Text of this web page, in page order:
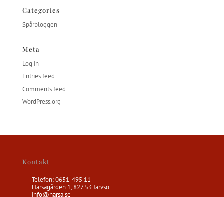
Categories
Spårbloggen
Meta
Log in
Entries feed
Comments feed
WordPress.org
Kontakt
Telefon: 0651-495 11
Harsagården 1, 827 53 Järvsö
info@harsa.se